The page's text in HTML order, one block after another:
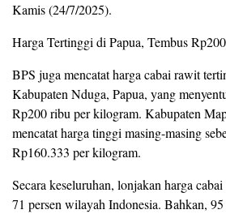
Kamis (24/7/2025).
Harga Tertinggi di Papua, Tembus
BPS juga mencatat harga cabai rawit
Kabupaten Nduga, Papua, yang
Rp200 ribu per kilogram. Kabupaten
mencatat harga tinggi masing-masing
Rp160.333 per kilogram.
Secara keseluruhan, lonjakan harga
71 persen wilayah Indonesia. Bahkan,